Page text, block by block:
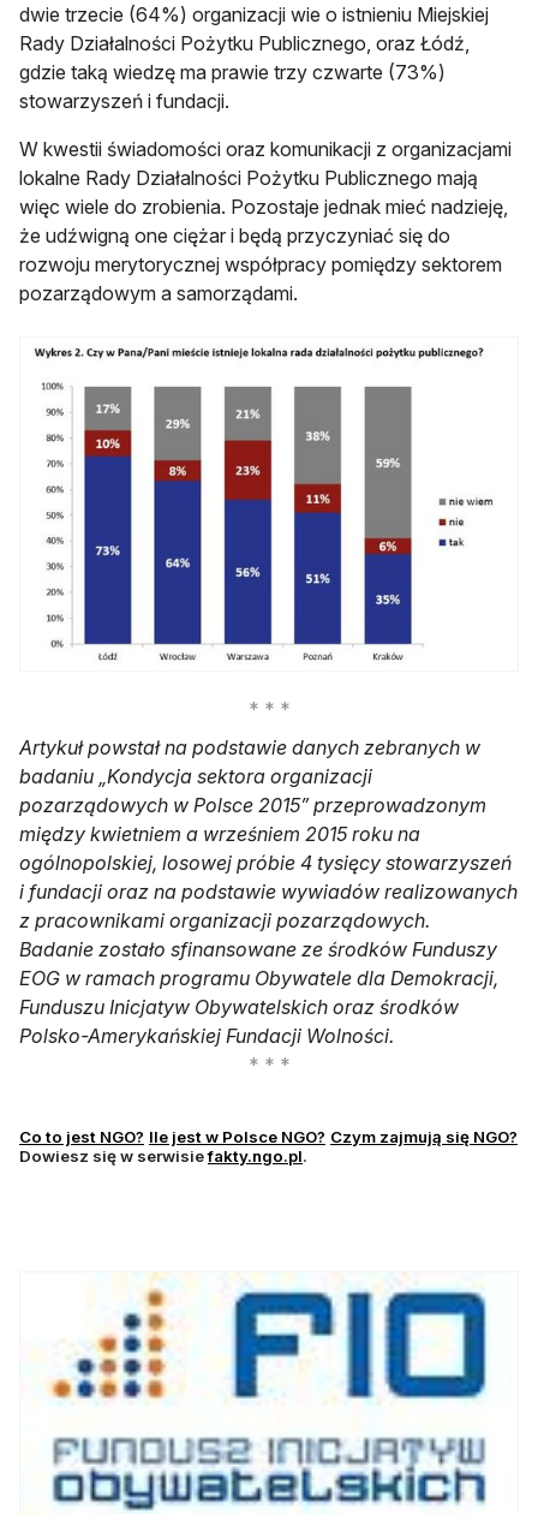
dwie trzecie (64%) organizacji wie o istnieniu Miejskiej
Rady Działalności Pożytku Publicznego, oraz Łódź,
gdzie taką wiedzę ma prawie trzy czwarte (73%)
stowarzyszeń i fundacji.
W kwestii świadomości oraz komunikacji z organizacjami
lokalne Rady Działalności Pożytku Publicznego mają
więc wiele do zrobienia. Pozostaje jednak mieć nadzieję,
że udźwigną one ciężar i będą przyczyniać się do
rozwoju merytorycznej współpracy pomiędzy sektorem
pozarządowym a samorządami.
Artykuł powstał na podstawie danych zebranych w
badaniu „Kondycja sektora organizacji
pozarządowych w Polsce 2015” przeprowadzonym
między kwietniem a wrześniem 2015 roku na
ogólnopolskiej, losowej próbie 4 tysięcy stowarzyszeń
i fundacji oraz na podstawie wywiadów realizowanych
z pracownikami organizacji pozarządowych.
Badanie zostało sfinansowane ze środków Funduszy
EOG w ramach programu Obywatele dla Demokracji,
Funduszu Inicjatyw Obywatelskich oraz środków
Polsko-Amerykańskiej Fundacji Wolności.
Co to jest NGO? Ile jest w Polsce NGO? Czym zajmują się NGO?
Dowiesz się w serwisiefakty.ngo.pl.